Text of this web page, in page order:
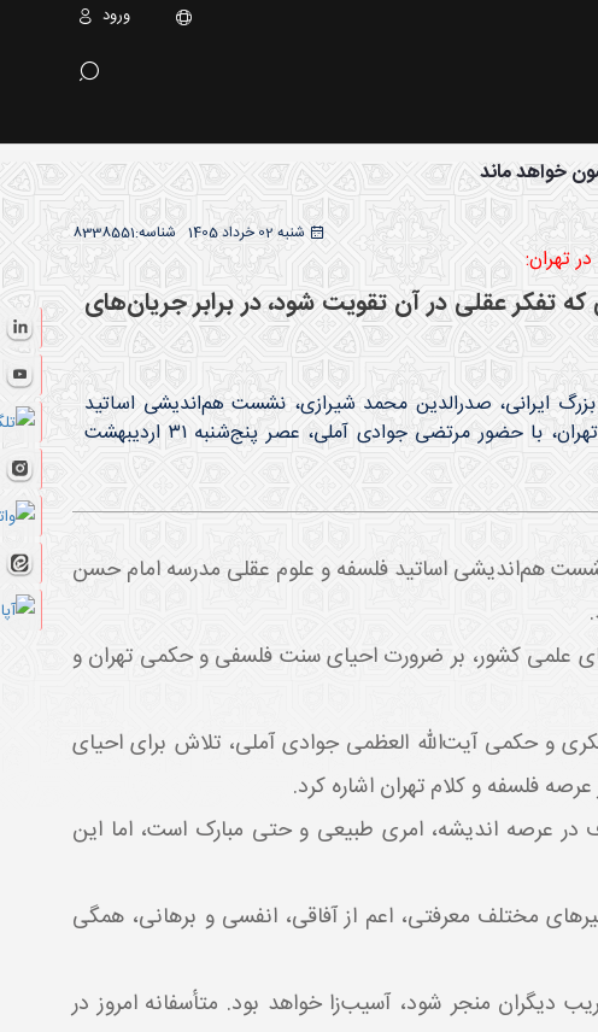
ورود
خواهد ماند
شنبه 02 خرداد 1405 8338551شناسه:
تهران:
تفکر عقلی در آن تقویت شود، در برابر جریان‌های
ایرانی، صدرالدین محمد شیرازی، نشست هم‌اندیشی اساتید
فلسفه و علوم عقلی مدرسه امام حسن عسکری(ع) هروی و مؤسسه اسراء تهران، با حضور مرتضی جوادی آملی، عصر پنج‌شنبه ۳۱ اردیبهشت
هم‌اندیشی اساتید فلسفه و علوم عقلی مدرسه امام حسن
کشور، بر ضرورت احیای سنت فلسفی و حکمی تهران و
و حکمی آیت‌الله العظمی جوادی آملی، تلاش برای احیای
فلسفه و کلام تهران اشاره کرد.
در عرصه اندیشه، امری طبیعی و حتی مبارک است، اما این
مختلف معرفتی، اعم از آفاقی، انفسی و برهانی، همگی
دیگران منجر شود، آسیب‌زا خواهد بود. متأسفانه امروز در